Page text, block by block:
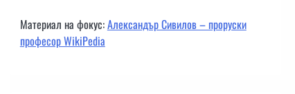
Материал на фокус:Александър Сивилов – проруски
професор WikiPedia